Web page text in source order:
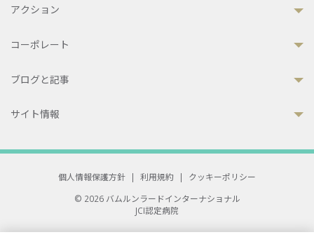
アクション
コーポレート
ブログと記事
サイト情報
個人情報保護方針 | 利用規約 |
クッキーポリシー
© 2026 バムルンラードインターナショナル
JCI認定病院